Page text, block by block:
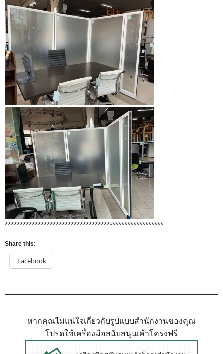
*****************************************************
Share this:
Facebook
หากคุณไม่แน่ใจเกี่ยวกับรูปแบบสำนักงานของคุณ
โปรดใช้เครื่องมือสนับสนุนเค้าโครงฟรี